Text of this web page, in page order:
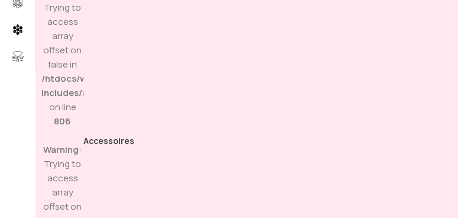
Trying to
access
array
offset on
false in
/htdocs/wp-
includes/media.php
on line
806
Warning:
Trying to
access
array
offset on
Accessoires